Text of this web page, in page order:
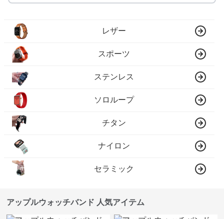
レザー
スポーツ
ステンレス
ソロループ
チタン
ナイロン
セラミック
アップルウォッチバンド 人気アイテム